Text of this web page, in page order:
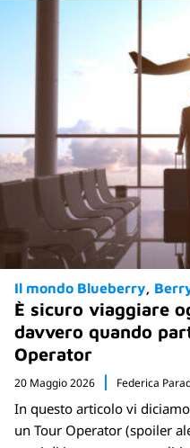
Il mondo Blueberry
È sicuro viaggiare
davvero quando
Operator
20 Maggio 2026 Federica
In questo articolo vi
un Tour Operator (spoiler